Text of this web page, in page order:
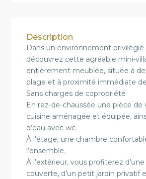
Description
Dans un environnement
découvrez cette agréable mini-
entièrement meublée, située à
plage et à proximité immédiate
Sans charges de copropriété
En rez-de-chaussée une pièce de
cuisine aménagée et équipée,
d’eau avec wc.
À l’étage, une chambre
l’ensemble.
À l’extérieur, vous profiterez
couverte, d’un petit jardin privatif